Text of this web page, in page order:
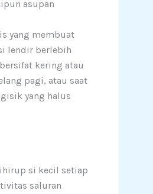
asupan
yang membuat
lendir berlebih
kering atau
pagi, atau saat
yang halus
si kecil setiap
saluran